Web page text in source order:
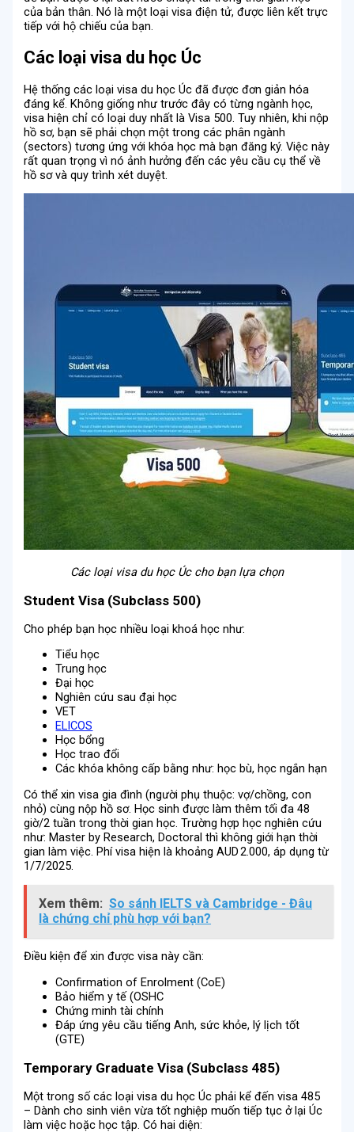
của bản thân. Nó là một loại visa điện tử, được liên kết trực
tiếp với hộ chiếu của bạn.
Các loại visa du học Úc
Hệ thống các loại visa du học Úc đã được đơn giản hóa
đáng kể. Không giống như trước đây có từng ngành học,
visa hiện chỉ có loại duy nhất là Visa 500. Tuy nhiên, khi nộp
hồ sơ, bạn sẽ phải chọn một trong các phân ngành
(sectors) tương ứng với khóa học mà bạn đăng ký. Việc này
rất quan trọng vì nó ảnh hưởng đến các yêu cầu cụ thể về
hồ sơ và quy trình xét duyệt.
Các loại visa du học Úc cho bạn lựa chọn
Student Visa (Subclass 500)
Cho phép bạn học nhiều loại khoá học như:
Tiểu học
Trung học
Đại học
Nghiên cứu sau đại học
VET
ELICOS
Học bổng
Học trao đổi
Các khóa không cấp bằng như: học bù, học ngắn hạn
Có thể xin visa gia đình (người phụ thuộc: vợ/chồng, con
nhỏ) cùng nộp hồ sơ. Học sinh được làm thêm tối đa 48
giờ/2 tuần trong thời gian học. Trường hợp học nghiên cứu
như: Master by Research, Doctoral thì không giới hạn thời
gian làm việc. Phí visa hiện là khoảng AUD 2.000, áp dụng từ
1/7/2025.
Xem thêm: So sánh IELTS và Cambridge - Đâu
là chứng chỉ phù hợp với bạn?
Điều kiện để xin được visa này cần:
Confirmation of Enrolment (CoE)
Bảo hiểm y tế (OSHC
Chứng minh tài chính
Đáp ứng yêu cầu tiếng Anh, sức khỏe, lý lịch tốt
(GTE)
Temporary Graduate Visa (Subclass 485)
Một trong số các loại visa du học Úc phải kể đến visa 485
– Dành cho sinh viên vừa tốt nghiệp muốn tiếp tục ở lại Úc
làm việc hoặc học tập. Có hai diện: